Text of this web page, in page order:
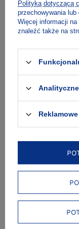
Plakat
Polityką dotyczącą
przechowywania
Więcej informacji
znaleźć także na